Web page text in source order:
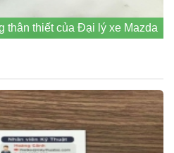
thân thiết của Đại lý xe Mazda